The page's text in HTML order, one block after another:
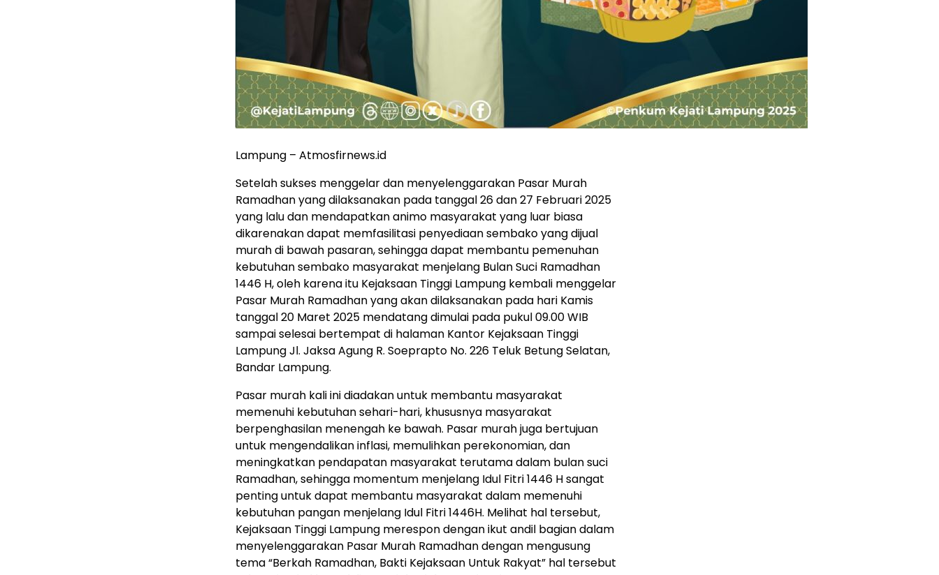
Lampung – Atmosfirnews.id
Setelah sukses menggelar dan menyelenggarakan Pasar Murah
Ramadhan yang dilaksanakan pada tanggal 26 dan 27 Februari 2025
yang lalu dan mendapatkan animo masyarakat yang luar biasa
dikarenakan dapat memfasilitasi penyediaan sembako yang dijual
murah di bawah pasaran, sehingga dapat membantu pemenuhan
kebutuhan sembako masyarakat menjelang Bulan Suci Ramadhan
1446 H, oleh karena itu Kejaksaan Tinggi Lampung kembali menggelar
Pasar Murah Ramadhan yang akan dilaksanakan pada hari Kamis
tanggal 20 Maret 2025 mendatang dimulai pada pukul 09.00 WIB
sampai selesai bertempat di halaman Kantor Kejaksaan Tinggi
Lampung Jl. Jaksa Agung R. Soeprapto No. 226 Teluk Betung Selatan,
Bandar Lampung.
Pasar murah kali ini diadakan untuk membantu masyarakat
memenuhi kebutuhan sehari-hari, khususnya masyarakat
berpenghasilan menengah ke bawah. Pasar murah juga bertujuan
untuk mengendalikan inflasi, memulihkan perekonomian, dan
meningkatkan pendapatan masyarakat terutama dalam bulan suci
Ramadhan, sehingga momentum menjelang Idul Fitri 1446 H sangat
penting untuk dapat membantu masyarakat dalam memenuhi
kebutuhan pangan menjelang Idul Fitri 1446H. Melihat hal tersebut,
Kejaksaan Tinggi Lampung merespon dengan ikut andil bagian dalam
menyelenggarakan Pasar Murah Ramadhan dengan mengusung
tema “Berkah Ramadhan, Bakti Kejaksaan Untuk Rakyat” hal tersebut